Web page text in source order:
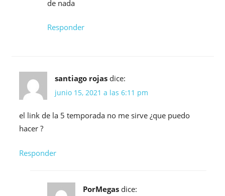
de nada
Responder
santiago rojas dice:
junio 15, 2021 a las 6:11 pm
el link de la 5 temporada no me sirve ¿que puedo
hacer ?
Responder
PorMegas dice: